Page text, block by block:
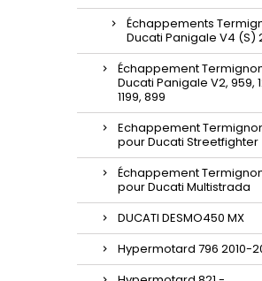
Échappements
Ducati Panigale V4 (S)
Échappement
Ducati Panigale V2, 959,
1199, 899
Echappement
pour Ducati Streetfighter
Échappement
pour Ducati Multistrada
DUCATI DESMO450 MX
Hypermotard 796 2010-